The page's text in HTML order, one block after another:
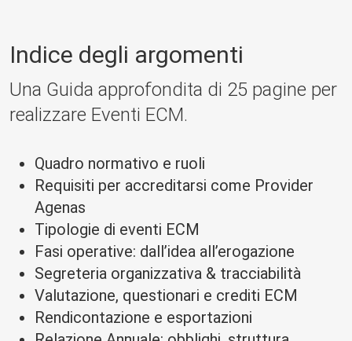
Indice degli argomenti
Una Guida approfondita di 25 pagine per
realizzare Eventi ECM.
Quadro normativo e ruoli
Requisiti per accreditarsi come Provider
Agenas
Tipologie di eventi ECM
Fasi operative: dall’idea all’erogazione
Segreteria organizzativa & tracciabilità
Valutazione, questionari e crediti ECM
Rendicontazione e esportazioni